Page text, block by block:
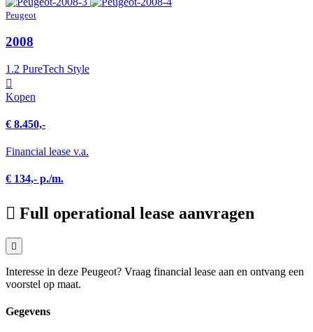
Peugeot
2008
1.2 PureTech Style
Kopen
€ 8.450,-
Financial lease v.a.
€ 134,- p./m.
Full operational lease aanvragen
Interesse in deze Peugeot? Vraag financial lease aan en ontvang een
voorstel op maat.
Gegevens